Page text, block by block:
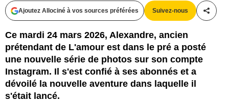
Ajoutez Allociné à vos sources préférées Suivez-nous
Ce mardi 24 mars 2026, Alexandre, ancien
prétendant de L'amour est dans le pré a posté
une nouvelle série de photos sur son compte
Instagram. Il s'est confié à ses abonnés et a
dévoilé la nouvelle aventure dans laquelle il
s'était lancé.